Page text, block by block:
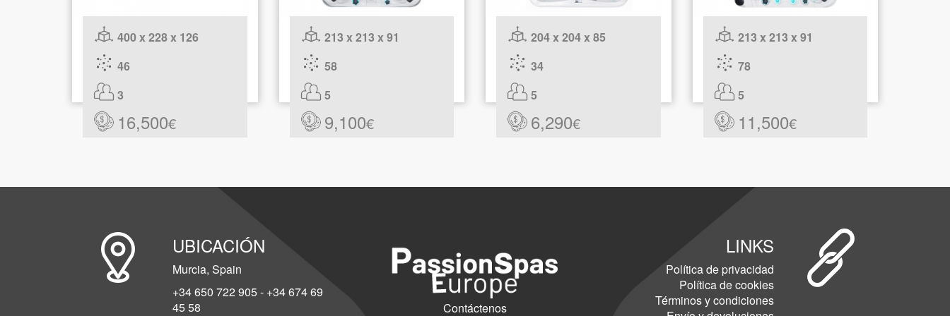
400 x 228 x 126
46
3
16,500€
213 x 213 x 91
58
5
9,100€
204 x 204 x 85
34
5
6,290€
213 x 213 x 91
78
5
11,500€
UBICACIÓN
Murcia, Spain
+34 650 722 905 - +34 674 69
45 58
Contáctenos
LINKS
Política de privacidad
Política de cookies
Términos y condiciones